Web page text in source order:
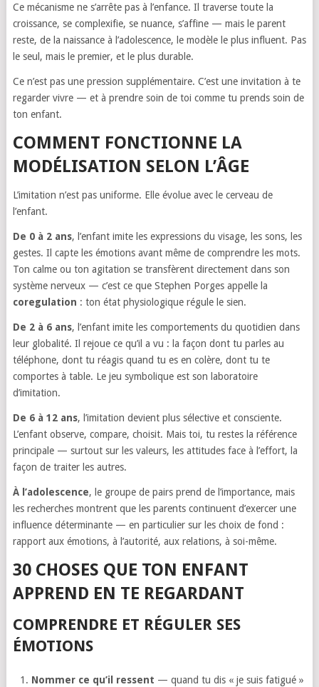
Ce mécanisme ne s’arrête pas à l’enfance. Il traverse toute la
croissance, se complexifie, se nuance, s’affine — mais le parent
reste, de la naissance à l’adolescence, le modèle le plus influent. Pas
le seul, mais le premier, et le plus durable.
Ce n’est pas une pression supplémentaire. C’est une invitation à te
regarder vivre — et à prendre soin de toi comme tu prends soin de
ton enfant.
COMMENT FONCTIONNE LA
MODÉLISATION SELON L’ÂGE
L’imitation n’est pas uniforme. Elle évolue avec le cerveau de
l’enfant.
De 0 à 2 ans, l’enfant imite les expressions du visage, les sons, les
gestes. Il capte les émotions avant même de comprendre les mots.
Ton calme ou ton agitation se transfèrent directement dans son
système nerveux — c’est ce que Stephen Porges appelle la
coregulation : ton état physiologique régule le sien.
De 2 à 6 ans, l’enfant imite les comportements du quotidien dans
leur globalité. Il rejoue ce qu’il a vu : la façon dont tu parles au
téléphone, dont tu réagis quand tu es en colère, dont tu te
comportes à table. Le jeu symbolique est son laboratoire
d’imitation.
De 6 à 12 ans, l’imitation devient plus sélective et consciente.
L’enfant observe, compare, choisit. Mais toi, tu restes la référence
principale — surtout sur les valeurs, les attitudes face à l’effort, la
façon de traiter les autres.
À l’adolescence, le groupe de pairs prend de l’importance, mais
les recherches montrent que les parents continuent d’exercer une
influence déterminante — en particulier sur les choix de fond :
rapport aux émotions, à l’autorité, aux relations, à soi-même.
30 CHOSES QUE TON ENFANT
APPREND EN TE REGARDANT
COMPRENDRE ET RÉGULER SES
ÉMOTIONS
Nommer ce qu’il ressent — quand tu dis « je suis fatigué »